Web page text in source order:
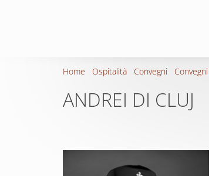
Home Ospitalità Convegni
ANDREI DI CLUJ